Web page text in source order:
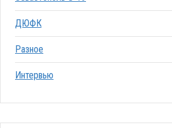
ДЮФК
Разное
Интервью